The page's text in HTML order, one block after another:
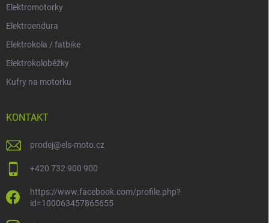
Elektromotorky
Elektroendura
Elektrokola / fatbike
Elektrokoloběžky
Kufry na motorku
KONTAKT
prodej@els-moto.cz
+420 732 900 900
https://www.facebook.com/profile.php?
id=100063457865655